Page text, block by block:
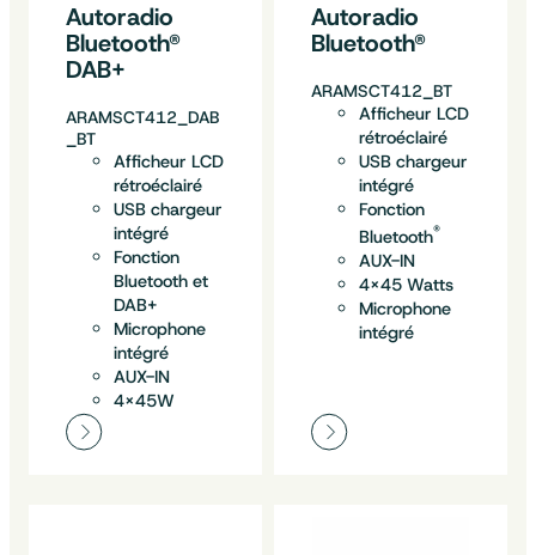
Autoradio
Bluetooth®
DAB+
ARAMSCT412_DAB
_BT
Afficheur LCD
rétroéclairé
USB chargeur
intégré
Fonction
Bluetooth et
DAB+
Microphone
intégré
AUX-IN
4x45W
Autoradio
Bluetooth®
ARAMSCT412_BT
Afficheur LCD
rétroéclairé
USB chargeur
intégré
Fonction
Bluetooth®
AUX-IN
4×45 Watts
Microphone
intégré